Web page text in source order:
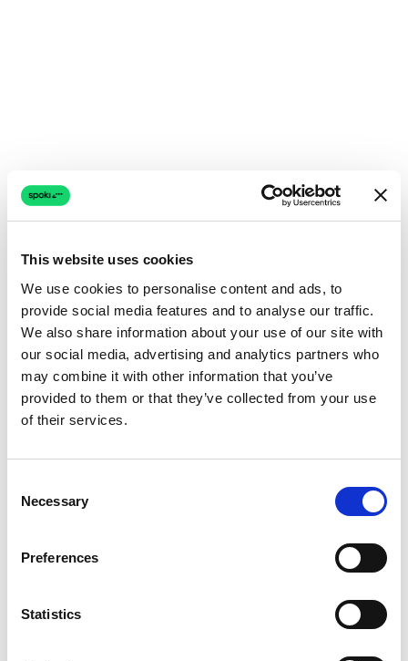
This website uses cookies
We use cookies to personalise content and ads, to
provide social media features and to analyse our traffic.
We also share information about your use of our site with
our social media, advertising and analytics partners who
may combine it with other information that you’ve
provided to them or that they’ve collected from your use
of their services.
Selection
Necessary
Preferences
Statistics